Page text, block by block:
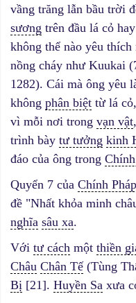
vầng trăng lẫn bầu trời
sương trên đầu lá cỏ
không thể nào yêu thích
nồng cháy như Kuukai
1282). Cái mà ông yêu
không phân biệt từ lá
vì mỗi nơi trong vạn vật,
trình bày tư tưởng kinh
đáo của ông trong
Quyển 7 của Chính
đề "Nhất khỏa minh
nghĩa sâu xa.
Với tư cách một thiền
Châu Chân Tế(Tùng
Bị [21]. Huyền Sa xưa